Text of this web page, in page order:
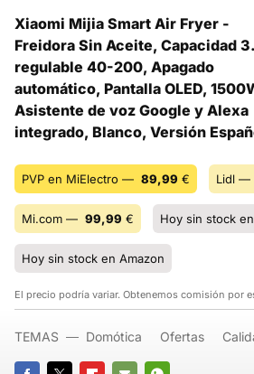
Xiaomi Mijia Smart Air Fryer -
Freidora Sin Aceite, Capacidad
regulable 40-200, Apagado
automático, Pantalla OLED,
Asistente de voz Google y Alexa
integrado, Blanco, Versión
PVP en MiElectro — 89,99 € Lidl —
Mi.com — 99,99 € Hoy sin stock
Hoy sin stock en Amazon
El precio podría variar. Obtenemos comisión por
TEMAS Domótica Ofertas